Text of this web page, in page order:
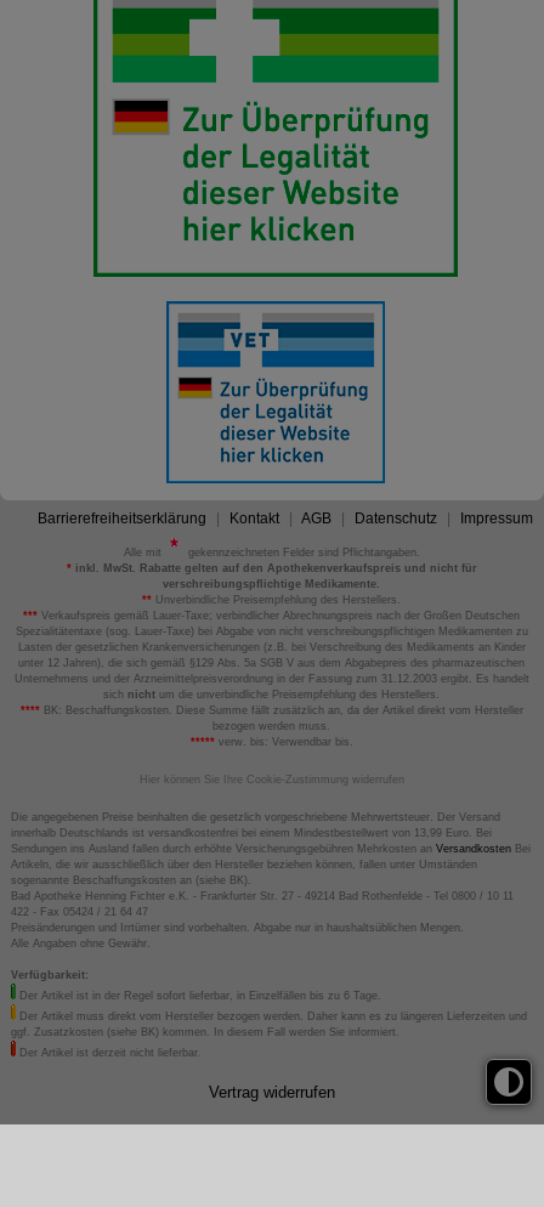
Barrierefreiheitserklärung Kontakt AGB Datenschutz Impressum
Alle mit
gekennzeichneten Felder sind Pflichtangaben.
*inkl. MwSt. Rabatte gelten auf den Apothekenverkaufspreis und nicht für
verschreibungspflichtige Medikamente.
** Unverbindliche Preisempfehlung des Herstellers.
*** Verkaufspreis gemäß Lauer-Taxe; verbindlicher Abrechnungspreis nach der Großen Deutschen
Spezialitätentaxe (sog. Lauer-Taxe) bei Abgabe von nicht verschreibungspflichtigen Medikamenten zu
Lasten der gesetzlichen Krankenversicherungen (z.B. bei Verschreibung des Medikaments an Kinder
unter 12 Jahren), die sich gemäß §129 Abs. 5a SGB V aus dem Abgabepreis des pharmazeutischen
Unternehmens und der Arzneimittelpreisverordnung in der Fassung zum 31.12.2003 ergibt. Es handelt
sich nicht um die unverbindliche Preisempfehlung des Herstellers.
****BK: Beschaffungskosten. Diese Summe fällt zusätzlich an, da der Artikel direkt vom Hersteller
bezogen werden muss.
*****verw. bis: Verwendbar bis.
Hier können Sie Ihre Cookie-Zustimmung widerrufen
Die angegebenen Preise beinhalten die gesetzlich vorgeschriebene Mehrwertsteuer. Der Versand
innerhalb Deutschlands ist versandkostenfrei bei einem Mindestbestellwert von 13,99 Euro. Bei
Sendungen ins Ausland fallen durch erhöhte Versicherungsgebühren Mehrkosten an VersandkostenBei
Artikeln, die wir ausschließlich über den Hersteller beziehen können, fallen unter Umständen
sogenannte Beschaffungskosten an (siehe BK).
Bad Apotheke Henning Fichter e.K. - Frankfurter Str. 27 - 49214 Bad Rothenfelde - Tel 0800 / 10 11
422 - Fax 05424 / 21 64 47
Preisänderungen und Irrtümer sind vorbehalten. Abgabe nur in haushaltsüblichen Mengen.
Alle Angaben ohne Gewähr.
Verfügbarkeit:
Der Artikel ist in der Regel sofort lieferbar, in Einzelfällen bis zu 6 Tage.
Der Artikel muss direkt vom Hersteller bezogen werden. Daher kann es zu längeren Lieferzeiten und
ggf. Zusatzkosten (siehe BK) kommen. In diesem Fall werden Sie informiert.
Der Artikel ist derzeit nicht lieferbar.
Vertrag widerrufen